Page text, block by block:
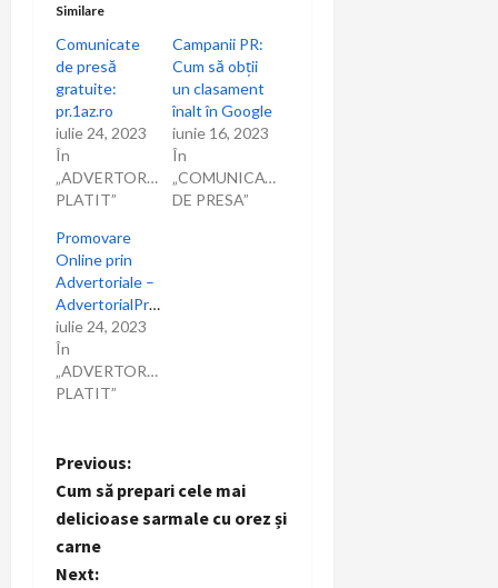
r
t
i
c
o
l
e
Similare
Comunicate
de presă
gratuite:
pr.1az.ro
iulie 24, 2023
În
„ADVERTORIAL
PLATIT”
Campanii PR:
Cum să obții
un clasament
înalt în Google
iunie 16, 2023
În
„COMUNICATE
DE PRESA”
Promovare
Online prin
Advertoriale –
AdvertorialPromovare.ro
iulie 24, 2023
În
„ADVERTORIAL
PLATIT”
P
o
s
Previous:
Cum să prepari cele mai
delicioase sarmale cu orez și
carne
Next: